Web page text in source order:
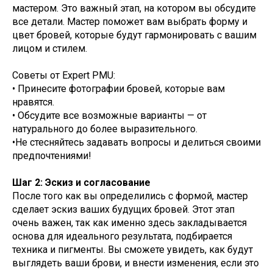
мастером. Это важный этап, на котором вы обсудите
все детали. Мастер поможет вам выбрать форму и
цвет бровей, которые будут гармонировать с вашим
лицом и стилем.
Советы от Expert PMU:
• Принесите фотографии бровей, которые вам
нравятся.
• Обсудите все возможные варианты — от
натурального до более выразительного.
•Не стесняйтесь задавать вопросы и делиться своими
предпочтениями!
Шаг 2: Эскиз и согласование
После того как вы определились с формой, мастер
сделает эскиз ваших будущих бровей. Этот этап
очень важен, так как именно здесь закладывается
основа для идеального результата, подбирается
техника и пигменты. Вы сможете увидеть, как будут
выглядеть ваши брови, и внести изменения, если это